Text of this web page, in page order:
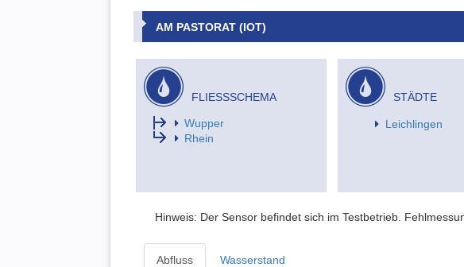
AM PASTORAT (IOT)
FLIESSSCHEMA
Wupper
Rhein
STÄDTE
Leichlingen
Hinweis: Der Sensor befindet sich im Testbetrieb.
Abfluss Wasserstand